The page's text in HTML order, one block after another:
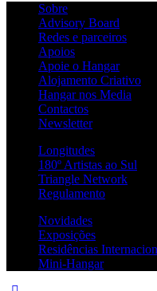
Sobre
Advisory Board
Redes e parceiros
Apoios
Apoie o Hangar
Alojamento Criativo
Hangar nos Media
Contactos
Newsletter
Longitudes
180º Artistas ao Sul
Triangle Network
Regulamento
Novidades
Exposições
Residências
Mini-Hangar